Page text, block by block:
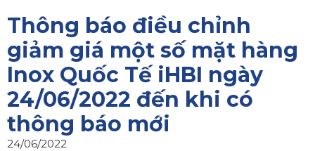
Thông báo điều chỉnh
giảm giá một số mặt hàng
Inox Quốc Tế iHBI ngày
24/06/2022 đến khi có
thông báo mới
24/06/2022